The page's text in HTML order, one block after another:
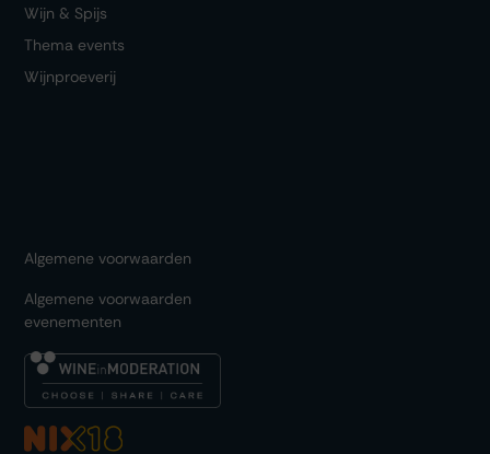
Wijn & Spijs
Thema events
Wijnproeverij
Algemene voorwaarden
Algemene voorwaarden
evenementen